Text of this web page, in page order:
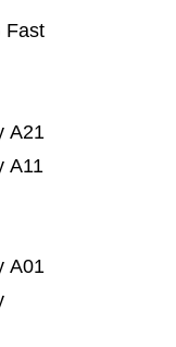
A01
A11
A21
Fast